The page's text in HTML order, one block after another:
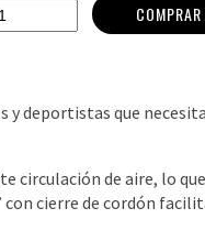
COMPRAR
y deportistas que
de aire, lo
cierre de cordón